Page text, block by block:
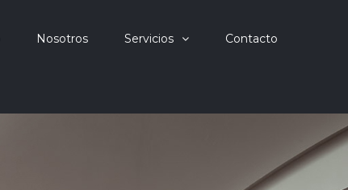
Nosotros Servicios Contacto